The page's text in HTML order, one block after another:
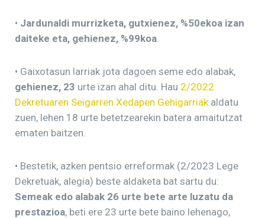
• Jardunaldi murrizketa, gutxienez, %50ekoa izan
daiteke eta, gehienez, %99koa.
• Gaixotasun larriak jota dagoen seme edo alabak,
gehienez, 23 urte izan ahal ditu. Hau 2/2022
Dekretuaren Seigarren Xedapen Gehigarriakaldatu
zuen, lehen 18 urte betetzearekin batera amaitutzat
ematen baitzen.
• Bestetik, azken pentsio erreformak (2/2023 Lege
Dekretuak, alegia) beste aldaketa bat sartu du:
Semeak edo alabak 26 urte bete arte luzatu da
prestazioa, beti ere 23 urte bete baino lehenago,